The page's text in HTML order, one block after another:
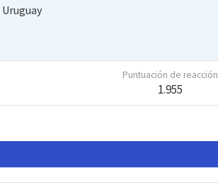
Uruguay
Puntuación de reacción
1.955